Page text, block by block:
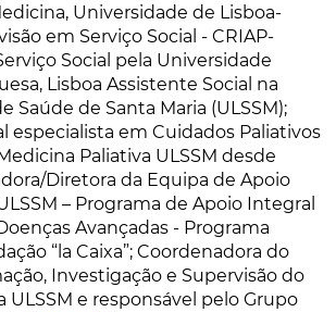
Universidade de Lisboa-
em Serviço Social - CRIAP-
Social pela Universidade
Lisboa Assistente Social na
Saúde de Santa Maria (ULSSM);
especialista em Cuidados Paliativos
Paliativa ULSSM desde
Diretora da Equipa de Apoio
– Programa de Apoio Integral
Avançadas - Programa
“la Caixa”; Coordenadora do
Investigação e Supervisão do
ULSSM e responsável pelo Grupo